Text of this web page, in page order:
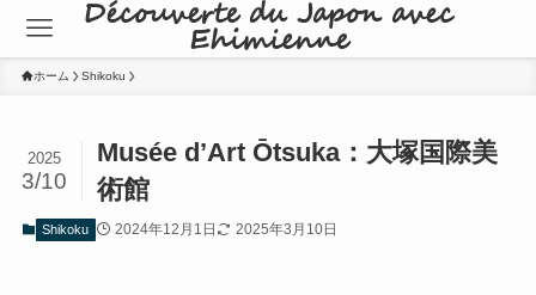
Découverte du Japon avec
Ehimienne
ホーム Shikoku
Musée d’Art Ōtsuka：大塚国際美
術館
2025
3/10
Shikoku 2024年12月1日 2025年3月10日